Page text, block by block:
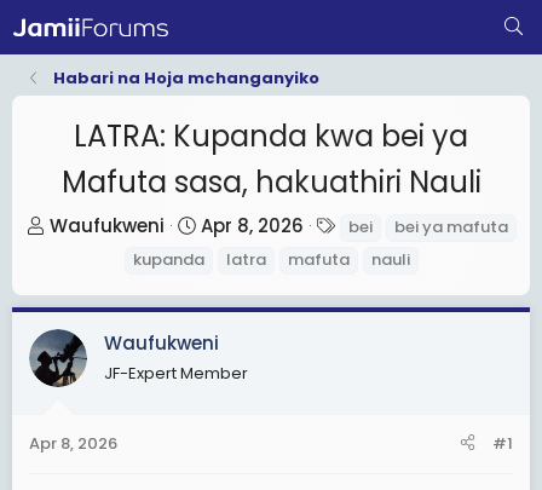
Habari na Hoja mchanganyiko
LATRA: Kupanda kwa bei ya
Mafuta sasa, hakuathiri Nauli
T
e
a
d
a
Waufukweni
S
t
r
t
d
Apr 8, 2026
a
s
bei
bei ya mafuta
kupanda
latra mafuta nauli
Waufukweni
JF-Expert Member
Apr 8, 2026 #1